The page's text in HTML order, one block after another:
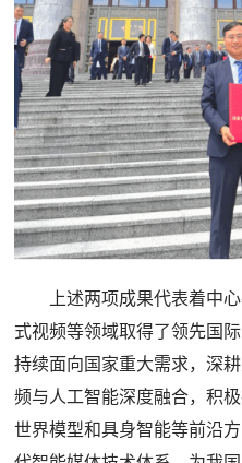
上述两项成果代表着中
式视频等领域取得了领先国
持续面向国家重大需求，深
频与人工智能深度融合，积
世界模型和具身智能等前沿